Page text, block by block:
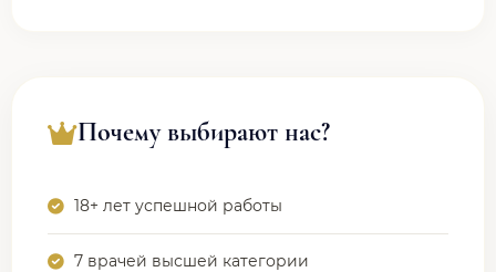
Почему выбирают нас?
18+ лет успешной работы
7 врачей высшей категории